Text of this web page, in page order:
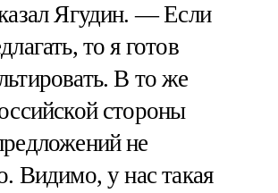
Ягудин. — Если
то я готов
В то же
стороны
не
Видимо, у нас такая